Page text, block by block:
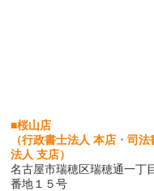
■桜山店
（行政書士法人 本店・司法
法人 支店）
名古屋市瑞穂区瑞穂通一丁
番地１５号